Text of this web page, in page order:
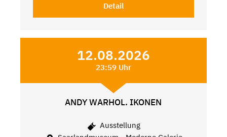
Detail
12.08.2026
23:59 Uhr
ANDY WARHOL. IKONEN
Ausstellung